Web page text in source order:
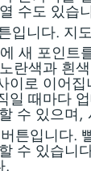
수도 있습
입니다. 지
새 포인
란색과 흰
이로 이어
일 때마다
수 있으며
튼입니다.
수 있습니
.